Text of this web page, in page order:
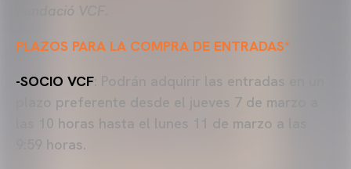
Fundació VCF.
PLAZOS PARA LA COMPRA DE ENTRADAS*
-SOCIO VCF: Podrán adquirir las entradas en un
plazo preferente desde el jueves 7 de marzo a
las 10 horas hasta el lunes 11 de marzo a las
9:59 horas.